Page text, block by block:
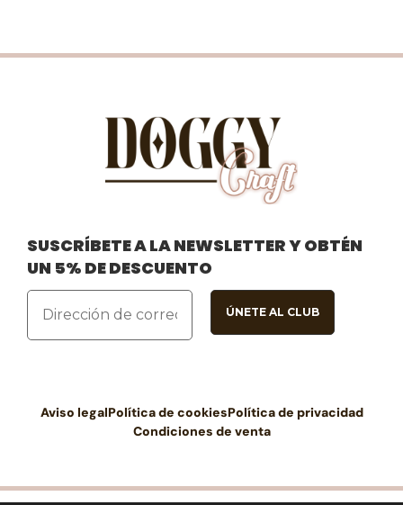
SUSCRÍBETE A LA NEWSLETTER Y OBTÉN
UN 5% DE DESCUENTO
Aviso legalPolítica de cookiesPolítica de privacidad
Condiciones de venta